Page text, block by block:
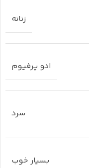
زنانه
ادو پرفیوم
سرد
بسیار خوب